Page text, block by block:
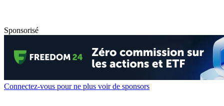
Sponsorisé
Connectez-vous pour ne plus voir de sponsors